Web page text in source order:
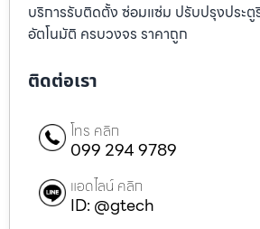
บริการรับติดตั้ง ซ่อมแซ่ม ปรับปรุงประตู
อัตโนมัติ ครบวงจร ราคาถูก
ติดต่อเรา
โทร คลิก
099 294 9789
แอดไลน์ คลิก
ID: @gtech